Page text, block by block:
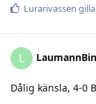
Lurarivassen
L
Dålig känsla, 4-0